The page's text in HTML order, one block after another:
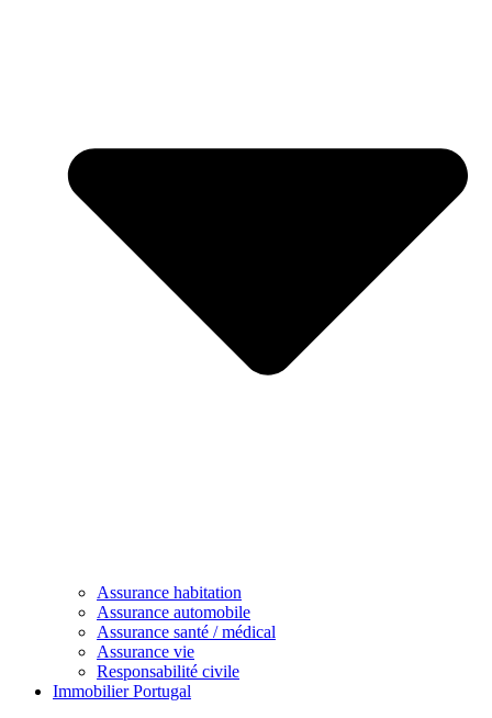
Assurance habitation
Assurance automobile
Assurance santé / médical
Assurance vie
Responsabilité civile
Immobilier Portugal